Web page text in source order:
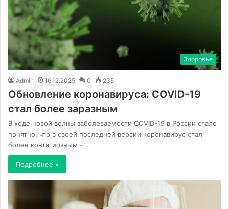
Здоровье
Admin 16.12.2025 0 235
Обновление коронавируса: COVID-19
стал более заразным
В ходе новой волны заболеваемости COVID-19 в России стало
понятно, что в своей последней версии коронавирус стал
более контагиозным –…
Подробнее »